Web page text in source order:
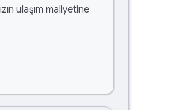
ulaşım maliyetine